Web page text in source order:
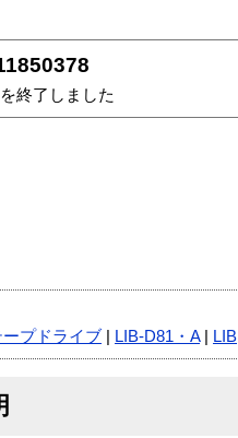
終了しました
ープドライブ LIB-D81・A| LIB